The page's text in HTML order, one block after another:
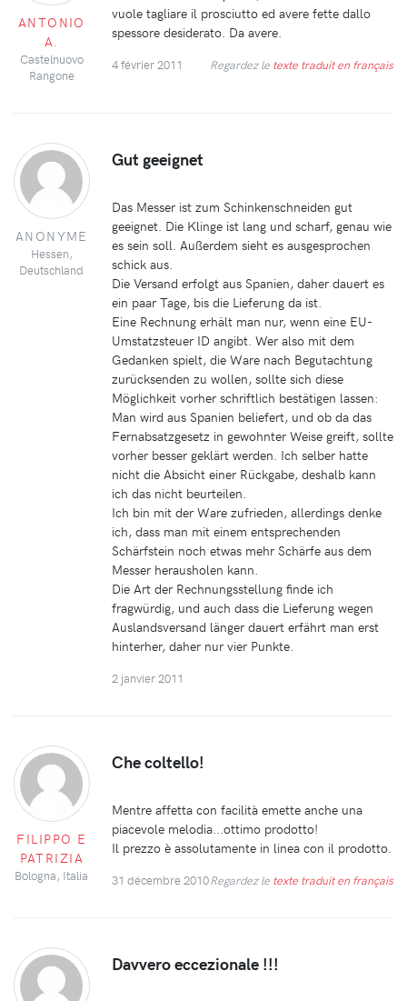
ANTONIO
A.
Castelnuovo
Rangone
vuole tagliare il prosciutto ed avere fette dallo
spessore desiderato. Da avere.
4 février 2011 Regardez le texte traduit en français
ANONYME
Hessen,
Deutschland
Gut geeignet
Das Messer ist zum Schinkenschneiden gut
geeignet. Die Klinge ist lang und scharf, genau wie
es sein soll. Außerdem sieht es ausgesprochen
schick aus.
Die Versand erfolgt aus Spanien, daher dauert es
ein paar Tage, bis die Lieferung da ist.
Eine Rechnung erhält man nur, wenn eine EU-
Umstatzsteuer ID angibt. Wer also mit dem
Gedanken spielt, die Ware nach Begutachtung
zurücksenden zu wollen, sollte sich diese
Möglichkeit vorher schriftlich bestätigen lassen:
Man wird aus Spanien beliefert, und ob da das
Fernabsatzgesetz in gewohnter Weise greift, sollte
vorher besser geklärt werden. Ich selber hatte
nicht die Absicht einer Rückgabe, deshalb kann
ich das nicht beurteilen.
Ich bin mit der Ware zufrieden, allerdings denke
ich, dass man mit einem entsprechenden
Schärfstein noch etwas mehr Schärfe aus dem
Messer herausholen kann.
Die Art der Rechnungsstellung finde ich
fragwürdig, und auch dass die Lieferung wegen
Auslandsversand länger dauert erfährt man erst
hinterher, daher nur vier Punkte.
2 janvier 2011
FILIPPO E
PATRIZIA
Bologna, Italia
Che coltello!
Mentre affetta con facilità emette anche una
piacevole melodia...ottimo prodotto!
Il prezzo è assolutamente in linea con il prodotto.
31 décembre 2010Regardez le texte traduit en français
Davvero eccezionale !!!